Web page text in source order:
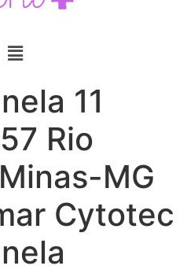
11
Rio
MG
Cytotec